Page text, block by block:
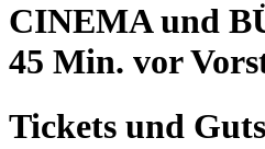
CINEMA und
45 Min. vor
Tickets und